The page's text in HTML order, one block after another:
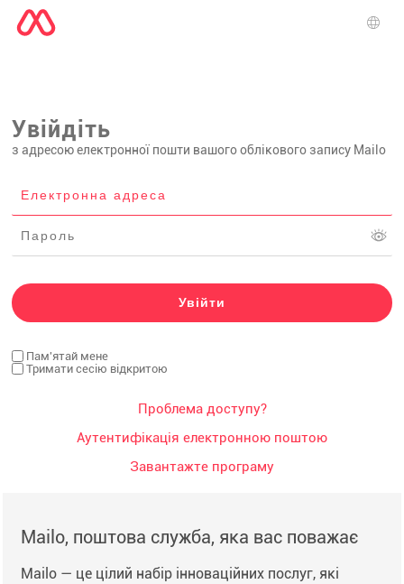
Увійдіть
з адресою електронної пошти вашого облікового запису Mailo
Пам'ятай мене
Тримати сесію відкритою
Проблема доступу?
Аутентифікація електронною поштою
Завантажте програму
Mailo, поштова служба, яка вас поважає
Mailo — це цілий набір інноваційних послуг, які